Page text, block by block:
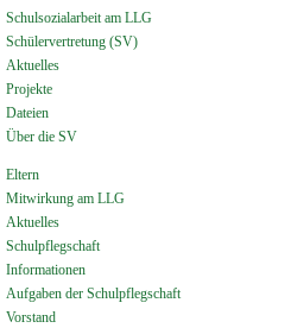
Schulsozialarbeit am LLG
Schülervertretung (SV)
Aktuelles
Projekte
Dateien
Über die SV
Eltern
Mitwirkung am LLG
Aktuelles
Schulpflegschaft
Informationen
Aufgaben der Schulpflegschaft
Vorstand